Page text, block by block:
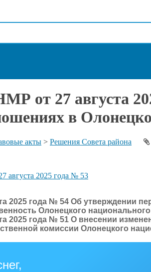
от 27 августа
в
акты > Решения Совета района
августа 2025 года № 53
2025 года № 54 Об утверждении
Олонецкого
2025 года № 51 О внесении
комиссии Олонецкого